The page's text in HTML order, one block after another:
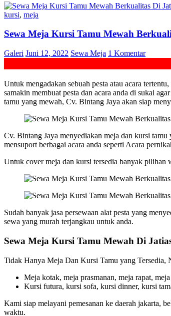
kursi, meja
Sewa Meja Kursi Tamu Mewah
Galeri Juni 12, 2022 Sewa Meja 1 Komentar
Untuk mengadakan sebuah pesta atau acara
samakin membuat pesta dan acara anda di sukai
tamu yang mewah, Cv. Bintang Jaya akan siap
Cv. Bintang Jaya menyediakan meja dan kursi
mensuport berbagai acara anda seperti Acara
Untuk cover meja dan kursi tersedia banyak pilihan
Sudah banyak jasa persewaan alat pesta yang
sewa yang murah terjangkau untuk anda.
Sewa Meja Kursi Tamu Mewah Di
Tidak Hanya Meja Dan Kursi Tamu yang Tersedia,
Meja kotak, meja prasmanan, meja rapat,
Kursi futura, kursi sofa, kursi dinner, kursi
Kami siap melayani pemesanan ke daerah jakarta,
waktu.